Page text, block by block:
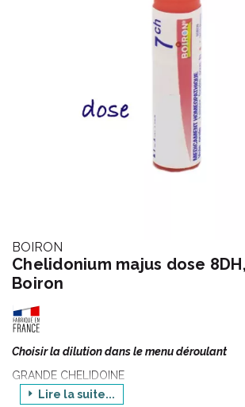
BOIRON
Chelidonium majus dose
Boiron
Choisir la dilution dans le menu déroulant
GRANDE CHELIDOINE
Composition en substances actives:
Lire la suite...